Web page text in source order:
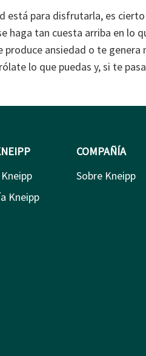
está para disfrutarla, es
haga tan cuesta arriba en lo
produce ansiedad o te
lo que puedas y, si te
Kneipp
COMPAÑÍA
Sobre Kneipp